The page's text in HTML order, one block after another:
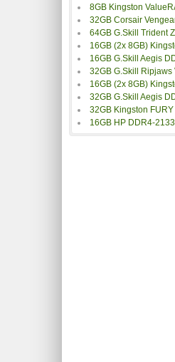
8GB Kingston ValueRAM
32GB Corsair Vengeance LPX
64GB G.Skill Trident Z Neo
16GB (2x 8GB) Kingston FURY Beast
16GB G.Skill Aegis DDR4-
32GB G.Skill Ripjaws V DDR4-
16GB (2x 8GB) Kingston FURY Beast RGB Black
32GB G.Skill Aegis DDR4-
32GB Kingston FURY Beast DDR4-
16GB HP DDR4-2133 Dual Rank x4